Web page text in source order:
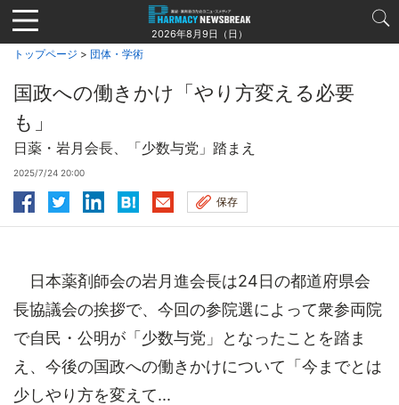
Jump
to
navigation
2026年8月9日（日）
トップページ > 団体・学術
国政への働きかけ「やり方変える必要
も」
日薬・岩月会長、「少数与党」踏まえ
2025/7/24 20:00
保存
日本薬剤師会の岩月進会長は24日の都道府県会
長協議会の挨拶で、今回の参院選によって衆参両院
で自民・公明が「少数与党」となったことを踏ま
え、今後の国政への働きかけについて「今までとは
少しやり方を変えて...